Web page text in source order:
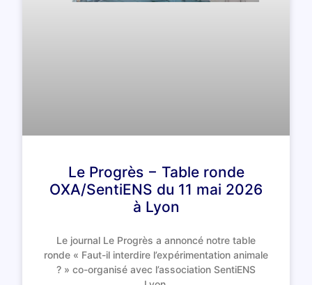
Le Progrès − Table ronde
OXA/SentiENS du 11 mai 2026
à Lyon
Le journal Le Progrès a annoncé notre table
ronde « Faut-il interdire l’expérimentation animale
? » co-organisé avec l’association SentiENS